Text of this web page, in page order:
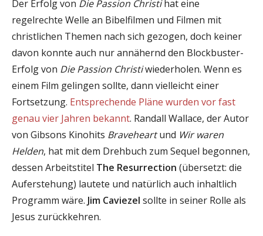
Der Erfolg von Die Passion Christihat eine
regelrechte Welle an Bibelfilmen und Filmen mit
christlichen Themen nach sich gezogen, doch keiner
davon konnte auch nur annähernd den Blockbuster-
Erfolg von Die Passion Christiwiederholen. Wenn es
einem Film gelingen sollte, dann vielleicht einer
Fortsetzung. Entsprechende Pläne wurden vor fast
genau vier Jahren bekannt. Randall Wallace, der Autor
von Gibsons Kinohits Braveheartund Wir waren
Helden, hat mit dem Drehbuch zum Sequel begonnen,
dessen Arbeitstitel The Resurrection (übersetzt: die
Auferstehung) lautete und natürlich auch inhaltlich
Programm wäre. Jim Caviezel sollte in seiner Rolle als
Jesus zurückkehren.